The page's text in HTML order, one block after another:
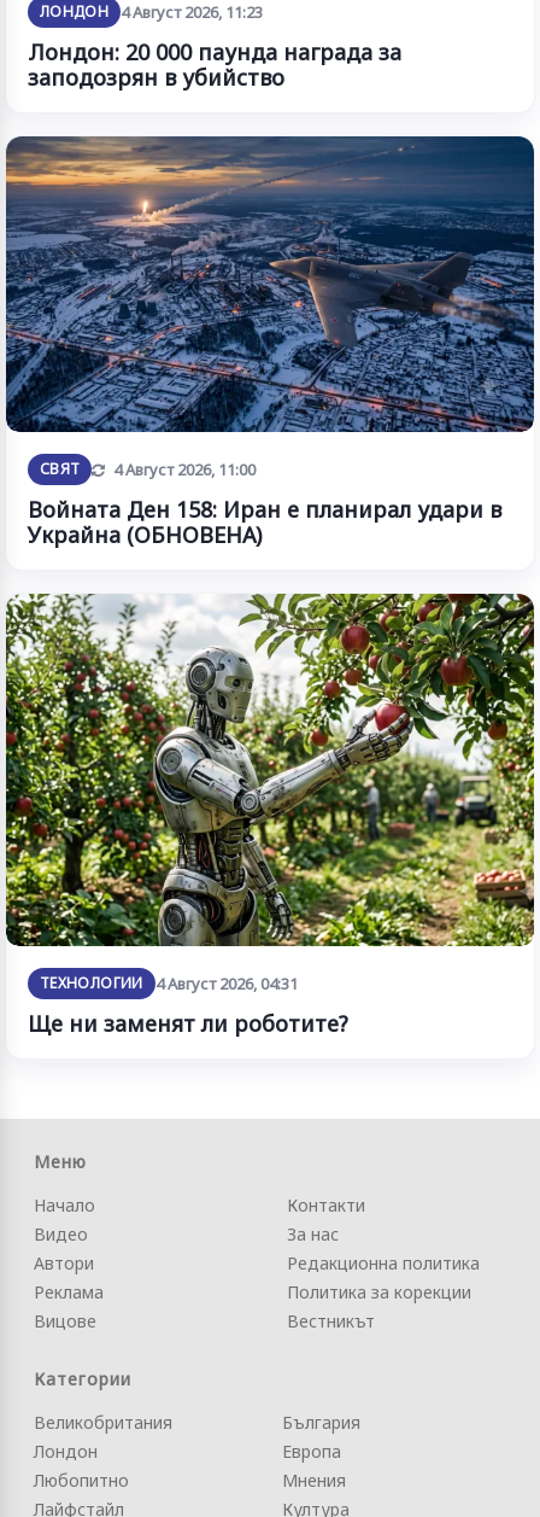
ЛОНДОН 4 Август 2026, 11:23
Лондон: 20 000 паунда награда за
заподозрян в убийство
СВЯТ Обновена
4 Август 2026, 11:00
Войната Ден 158: Иран е планирал удари в
Украйна (ОБНОВЕНА)
ТЕХНОЛОГИИ 4 Август 2026, 04:31
Ще ни заменят ли роботите?
Меню
Начало
Видео
Автори
Реклама
Вицове
Контакти
За нас
Редакционна политика
Политика за корекции
Вестникът
Категории
Великобритания
Лондон
Любопитно
Лайфстайл
България
Европа
Мнения
Култура